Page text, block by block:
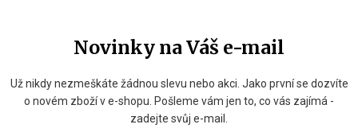
Novinky na Váš e-mail
Už nikdy nezmeškáte žádnou slevu nebo akci. Jako první se dozvíte
o novém zboží v e-shopu. Pošleme vám jen to, co vás zajímá -
zadejte svůj e-mail.